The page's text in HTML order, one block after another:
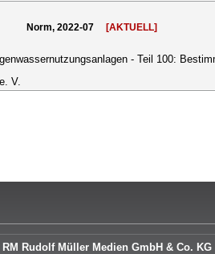
Norm, 2022-07 [AKTUELL]
- Teil 100:
V.
Rudolf Müller Medien GmbH & Co. KG